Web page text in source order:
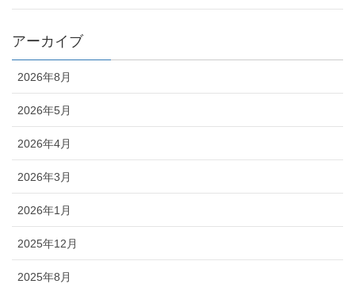
アーカイブ
2026年8月
2026年5月
2026年4月
2026年3月
2026年1月
2025年12月
2025年8月